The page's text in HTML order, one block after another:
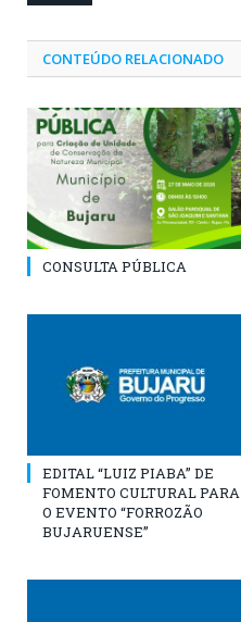
CONTEÚDO RELACIONADO
CONSULTA PÚBLICA
EDITAL “LUIZ PIABA” DE
FOMENTO CULTURAL PARA
O EVENTO “FORROZÃO
BUJARUENSE”